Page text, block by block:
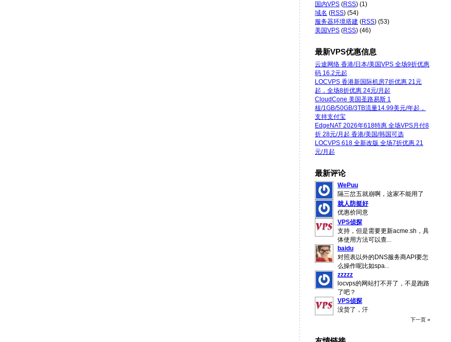
国内VPS (RSS) (1)
域名 (RSS) (54)
服务器环境搭建 (RSS) (53)
美国VPS (RSS) (46)
最新VPS优惠信息
云途网络 香港/日本/美国VPS 全场9折优惠
码 16.2元起
LOCVPS 香港新国际机房7折优惠 21元
起，全场8折优惠 24元/月起
CloudCone 美国圣路易斯 1
核/1GB/50GB/3TB流量14.99美元/年起，
支持支付宝
EdgeNAT 2026年618特惠 全场VPS月付8
折 28元/月起 香港/美国/韩国可选
LOCVPS 618 全新改版 全场7折优惠 21
元/月起
最新评论
WePuu
隔三岔五就崩啊，这家不能用了
就人防挺好
优惠价同意
VPS侦探
支持，但是需要更新acme.sh，具
体使用方法可以查
baidu
对照表以外的DNS服务商API要怎
么操作呢比如spa
zzzzz
locvps的网站打不开了，不是跑路
了吧？
VPS侦探
没货了，汗
下一页 »